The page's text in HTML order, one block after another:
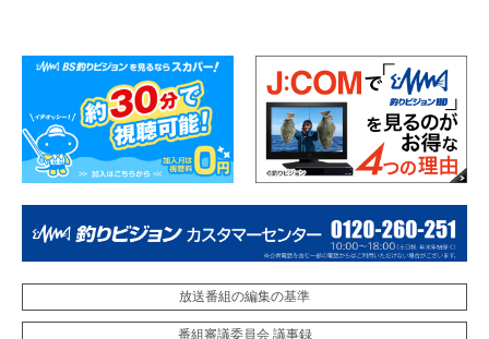
放送番組の編集の基準
番組審議委員会 議事録